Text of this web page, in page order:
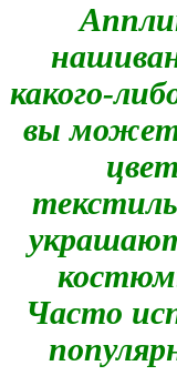
какого-
вы
Часто